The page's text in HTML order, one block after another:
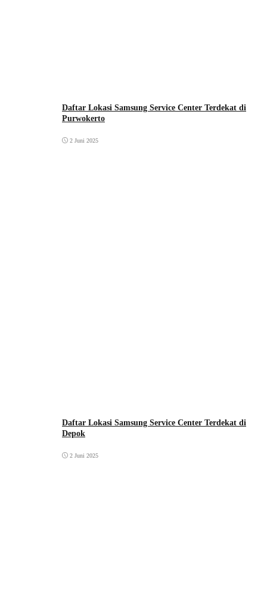
Daftar Lokasi Samsung Service Center Terdekat di
Purwokerto
2 Juni 2025
Daftar Lokasi Samsung Service Center Terdekat di
Depok
2 Juni 2025